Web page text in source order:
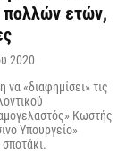
πολλών ετών,
2020
να «διαφημίσει» τις
Κωστής
Υπουργείο»